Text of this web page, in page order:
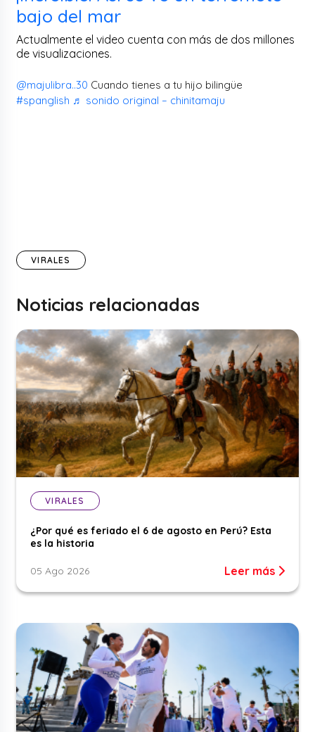
bajo del mar
Actualmente el video cuenta con más de dos millones
de visualizaciones.
@majulibra..30 Cuando tienes a tu hijo bilingüe
#spanglish ♬ sonido original – chinitamaju
VIRALES
Noticias relacionadas
VIRALES
¿Por qué es feriado el 6 de agosto en Perú? Esta
es la historia
05 Ago 2026 Leer más